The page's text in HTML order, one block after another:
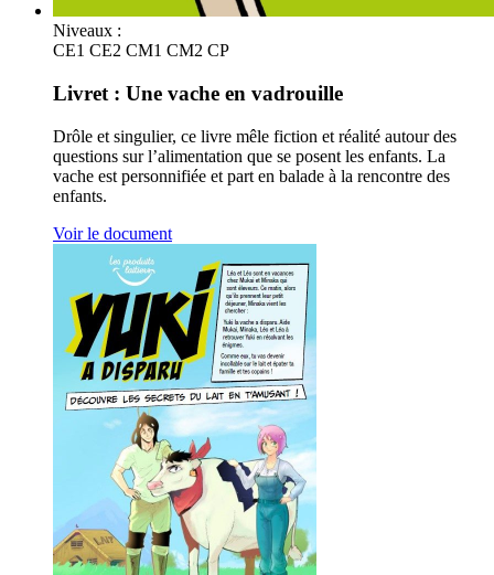
Niveaux :
CE1 CE2 CM1 CM2 CP
Livret : Une vache en vadrouille
Drôle et singulier, ce livre mêle fiction et réalité autour des
questions sur l’alimentation que se posent les enfants. La
vache est personnifiée et part en balade à la rencontre des
enfants.
Voir le document